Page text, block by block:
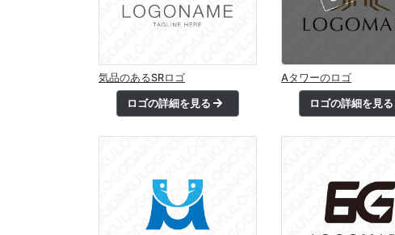
気品のあるSRロゴ
ロゴの詳細を見る
Aタワーのロゴ
ロゴの詳細を見る